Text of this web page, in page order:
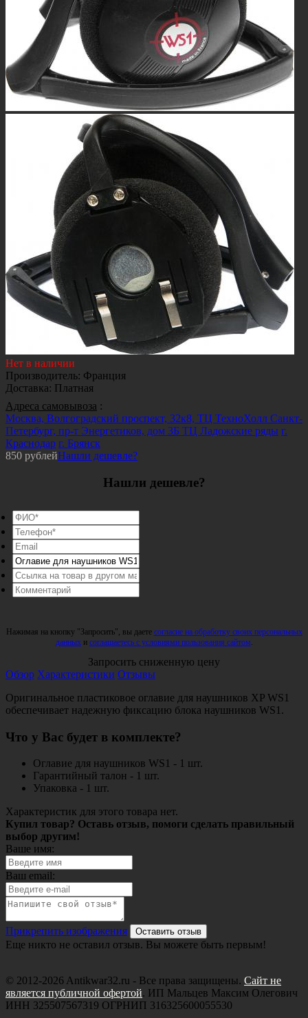
Нет в наличии
Производитель: Франция
Доставка: Платная
Адреса самовывоза :
Москва, Волгоградский проспект, 32к8, ТЦ ТехноХолл Санкт-
Петербург, пр-т Энергетиков, дом 3Б ТЦ Ладожские ряды г.
Краснодар г. Брянск
850 рублейНашли дешевле?
Нашли дешевле?
Нажимая на кнопку "Запросить", вы даете согласие на обработку своих персональных
данныхи соглашаетесь с условиями пользования сайтом.
Запросить сниженную цену
Обзор Характеристики Отзывы
Оригинальное пластиковое оглавие для наушников XP WS1
обеспечивает надежную фиксацию блока наушников WS1.
Что у Вас будет в комплекте?
Оглавие для наушников WS1 - 1 шт.
Гарантийный талон - 1 шт.
Упаковка - 1 шт.
Характеристик для этого товара нет.
Купил товар? Оставь отзыв, помоги сделать правильный
выбор другим!
Ваше имя:
Ваш email:
Прикрепить изображения Оставить отзыв
Еще никто не оставил отзыв. Вы можете быть первым!
© 2012-2026 Antikwar32.ru - Все права защищены. Сайт не
является публичной офертой. ИП Мальцев Максим Олегович
ИНН 325507567319 ОГРНИП 316325600055530